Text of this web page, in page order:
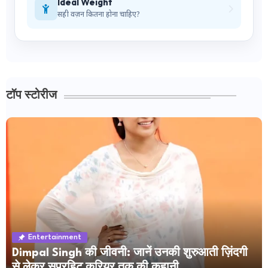
Ideal Weight
सही वज़न कितना होना चाहिए?
टॉप स्टोरीज
Entertainment
Dimpal Singh की जीवनी: जानें उनकी शुरुआती ज़िंदगी